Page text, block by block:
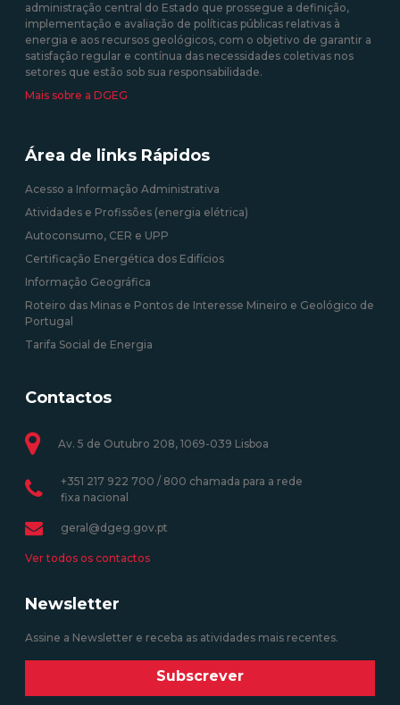
09/09/2020 12:00:00
administração central do Estado que prossegue a definição,
implementação e avaliação de políticas públicas relativas à
energia e aos recursos geológicos, com o objetivo de garantir a
satisfação regular e contínua das necessidades coletivas nos
setores que estão sob sua responsabilidade.
Mais sobre a DGEG
Área de links Rápidos
Acesso a Informação Administrativa
Atividades e Profissões (energia elétrica)
Autoconsumo, CER e UPP
Certificação Energética dos Edifícios
Informação Geográfica
Roteiro das Minas e Pontos de Interesse Mineiro e Geológico de
Portugal
Tarifa Social de Energia
Contactos
Av. 5 de Outubro 208, 1069-039 Lisboa
+351 217 922 700 / 800 chamada para a rede
fixa nacional
geral@dgeg.gov.pt
Ver todos os contactos
Newsletter
Assine a Newsletter e receba as atividades mais recentes.
Subscrever